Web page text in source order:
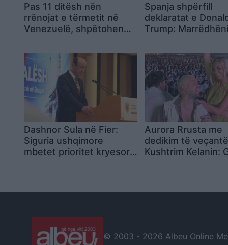
Pas 11 ditësh nën
rrënojat e tërmetit në
Venezuelë, shpëtohen
fëmijët e saj
Spanja shpërfill
deklaratat e
Trump:
shkëlqyera
Dashnor Sula në Fier:
Siguria ushqimore
mbetet prioritet kryesor,
Aurora Rrusta me
dedikim të
Kushtrim Kelanin:
© 2003 - 2026 Albeu Online